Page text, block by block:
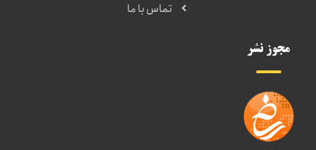
تماس با ما
مجوز نشر